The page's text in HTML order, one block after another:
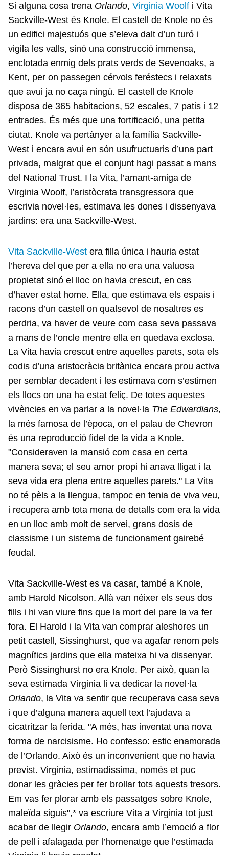
Si alguna cosa trena Orlando, Virginia Woolf i Vita
Sackville-West és Knole. El castell de Knole no és
un edifici majestuós que s’eleva dalt d’un turó i
vigila les valls, sinó una construcció immensa,
enclotada enmig dels prats verds de Sevenoaks, a
Kent, per on passegen cérvols feréstecs i relaxats
que avui ja no caça ningú. El castell de Knole
disposa de 365 habitacions, 52 escales, 7 patis i 12
entrades. És més que una fortificació, una petita
ciutat. Knole va pertànyer a la família Sackville-
West i encara avui en són usufructuaris d’una part
privada, malgrat que el conjunt hagi passat a mans
del National Trust. I la Vita, l’amant-amiga de
Virginia Woolf, l’aristòcrata transgressora que
escrivia novel·les, estimava les dones i dissenyava
jardins: era una Sackville-West.
Vita Sackville-West era filla única i hauria estat
l’hereva del que per a ella no era una valuosa
propietat sinó el lloc on havia crescut, en cas
d’haver estat home. Ella, que estimava els espais i
racons d’un castell on qualsevol de nosaltres es
perdria, va haver de veure com casa seva passava
a mans de l’oncle mentre ella en quedava exclosa.
La Vita havia crescut entre aquelles parets, sota els
codis d’una aristocràcia britànica encara prou activa
per semblar decadent i les estimava com s’estimen
els llocs on una ha estat feliç. De totes aquestes
vivències en va parlar a la novel·la The Edwardians,
la més famosa de l’època, on el palau de Chevron
és una reproducció fidel de la vida a Knole.
"Consideraven la mansió com casa en certa
manera seva; el seu amor propi hi anava lligat i la
seva vida era plena entre aquelles parets." La Vita
no té pèls a la llengua, tampoc en tenia de viva veu,
i recupera amb tota mena de detalls com era la vida
en un lloc amb molt de servei, grans dosis de
classisme i un sistema de funcionament gairebé
feudal.
Vita Sackville-West es va casar, també a Knole,
amb Harold Nicolson. Allà van néixer els seus dos
fills i hi van viure fins que la mort del pare la va fer
fora. El Harold i la Vita van comprar aleshores un
petit castell, Sissinghurst, que va agafar renom pels
magnífics jardins que ella mateixa hi va dissenyar.
Però Sissinghurst no era Knole. Per això, quan la
seva estimada Virginia li va dedicar la novel·la
Orlando, la Vita va sentir que recuperava casa seva
i que d’alguna manera aquell text l’ajudava a
cicatritzar la ferida. "A més, has inventat una nova
forma de narcisisme. Ho confesso: estic enamorada
de l’Orlando. Això és un inconvenient que no havia
previst. Virginia, estimadíssima, només et puc
donar les gràcies per fer brollar tots aquests tresors.
Em vas fer plorar amb els passatges sobre Knole,
maleïda siguis",* va escriure Vita a Virginia tot just
acabar de llegir Orlando, encara amb l’emoció a flor
de pell i afalagada per l’homenatge que l’estimada